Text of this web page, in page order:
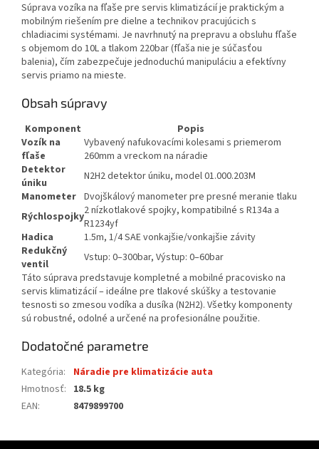
Súprava vozíka na fľaše pre servis klimatizácií je praktickým a
mobilným riešením pre dielne a technikov pracujúcich s
chladiacimi systémami. Je navrhnutý na prepravu a obsluhu fľaše
s objemom do 10L a tlakom 220bar (fľaša nie je súčasťou
balenia), čím zabezpečuje jednoduchú manipuláciu a efektívny
servis priamo na mieste.
Obsah súpravy
Komponent
Popis
Vozík na
fľaše
Vybavený nafukovacími kolesami s priemerom
260mm a vreckom na náradie
Detektor
úniku
N2H2 detektor úniku, model 01.000.203M
Manometer Dvojškálový manometer pre presné meranie tlaku
Rýchlospojky2 nízkotlakové spojky, kompatibilné s R134a a
R1234yf
Hadica
1.5m, 1/4 SAE vonkajšie/vonkajšie závity
Redukčný
ventil
Vstup: 0–300bar, Výstup: 0–60bar
Táto súprava predstavuje kompletné a mobilné pracovisko na
servis klimatizácií – ideálne pre tlakové skúšky a testovanie
tesnosti so zmesou vodíka a dusíka (N2H2). Všetky komponenty
sú robustné, odolné a určené na profesionálne použitie.
Dodatočné parametre
Kategória:
Náradie pre klimatizácie auta
Hmotnosť: 18.5 kg
EAN: 8479899700